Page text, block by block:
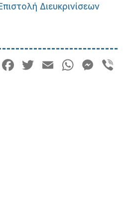
Διευκρινίσεων
Facebook
Twitter
Email